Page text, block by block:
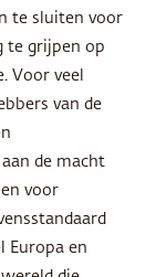
te sluiten voor
te grijpen op
Voor veel
van de
de macht
voor
Europa en